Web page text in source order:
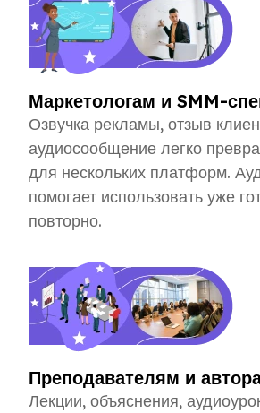
Маркетологам и SMM-
Озвучка рекламы, отзыв
аудиосообщение легко
для нескольких платформ.
помогает использовать уже
повторно.
Преподавателям и
Лекции, объяснения,